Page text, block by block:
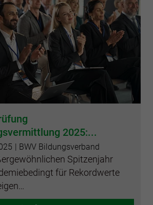
2025:...
| BWV Bildungsverband
Spitzenjahr
für Rekordwerte